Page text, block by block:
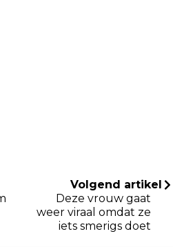
Volgend artikel
Deze vrouw gaat
weer viraal omdat ze
iets smerigs doet